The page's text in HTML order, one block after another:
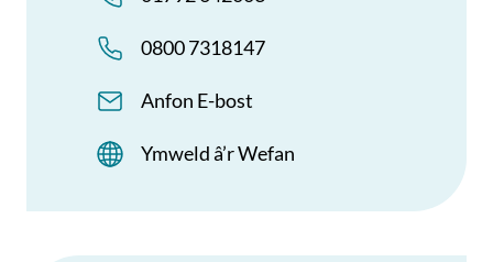
0800 7318147
Anfon E-bost
Ymweld â’r Wefan